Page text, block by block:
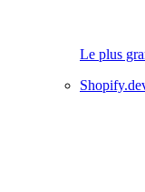
Le plus